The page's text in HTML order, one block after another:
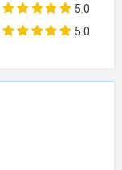
5.0
5.0